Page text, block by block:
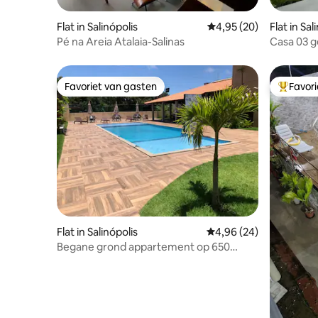
Flat in Salinópolis Gemiddelde
4,95 (20)
Pé na Areia Atalaia-Salinas
Flat in
Casa 03
Favoriet van gasten
Favoriet van gasten
Flat in Salinópolis Gemiddelde
4,96 (24)
Begane grond appartement op 650